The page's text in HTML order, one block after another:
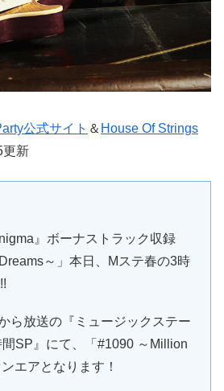
公式サイト ＆ House Of Strings
新
』ボーナストラック収録
～」本日、Mステ春の3時
ら放送の『ミュージックステー
SP』にて、「#1090 ～Million
エアとなります！